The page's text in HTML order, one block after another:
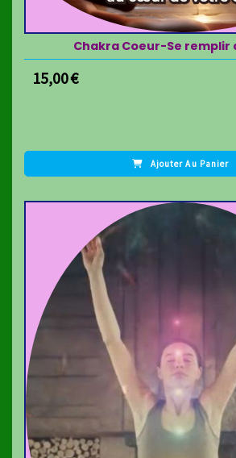
Chakra Coeur-Se remplir
15,00€
Ajouter Au Panier